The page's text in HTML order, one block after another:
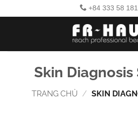
qua
+84 333 58
Skin Diagnosis
TRANG CHỦ / SKIN